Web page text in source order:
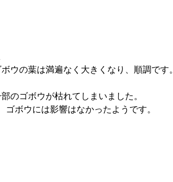
ウの葉は満遍なく大きくなり、順調です。
のゴボウが枯れてしまいました。
ボウには影響はなかったようです。